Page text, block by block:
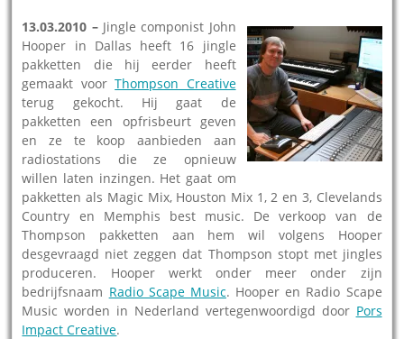
13.03.2010 – Jingle componist John
Hooper in Dallas heeft 16 jingle
pakketten die hij eerder heeft
gemaakt voorThompson Creative
terug gekocht. Hij gaat de
pakketten een opfrisbeurt geven
en ze te koop aanbieden aan
radiostations die ze opnieuw
willen laten inzingen. Het gaat om
pakketten als Magic Mix, Houston Mix 1, 2 en 3, Clevelands
Country en Memphis best music. De verkoop van de
Thompson pakketten aan hem wil volgens Hooper
desgevraagd niet zeggen dat Thompson stopt met jingles
produceren. Hooper werkt onder meer onder zijn
bedrijfsnaam Radio Scape Music. Hooper en Radio Scape
Music worden in Nederland vertegenwoordigd door Pors
Impact Creative.